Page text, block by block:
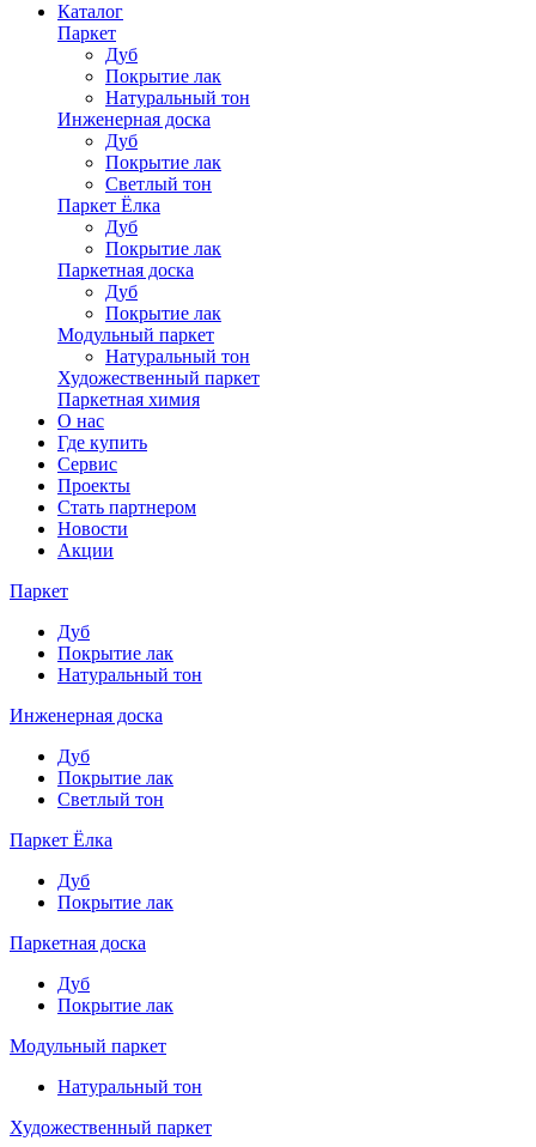
Каталог
Паркет
Дуб
Покрытие лак
Натуральный тон
Инженерная доска
Дуб
Покрытие лак
Светлый тон
Паркет Ёлка
Дуб
Покрытие лак
Паркетная доска
Дуб
Покрытие лак
Модульный паркет
Натуральный тон
Художественный паркет
Паркетная химия
О нас
Где купить
Сервис
Проекты
Стать партнером
Новости
Акции
Паркет
Дуб
Покрытие лак
Натуральный тон
Инженерная доска
Дуб
Покрытие лак
Светлый тон
Паркет Ёлка
Дуб
Покрытие лак
Паркетная доска
Дуб
Покрытие лак
Модульный паркет
Натуральный тон
Художественный паркет